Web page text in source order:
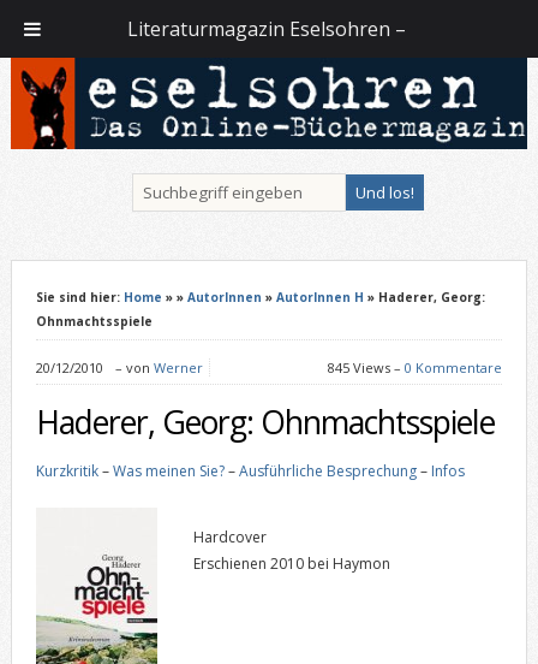
Sie sind hier: Home » » AutorInnen » AutorInnen H » Haderer, Georg:
Ohnmachtsspiele
20/12/2010 – von Werner 845 Views –0 Kommentare
Haderer, Georg: Ohnmachtsspiele
Kurzkritik–Was meinen Sie?–Ausführliche Besprechung– Infos
Hardcover
Erschienen 2010 bei Haymon
Literaturmagazin Eselsohren –